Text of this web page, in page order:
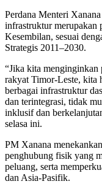
Perdana Menteri
infrastruktur merupakan
Kesembilan, sesuai
Strategis 2011–2030.
“Jika kita menginginkan
rakyat Timor-Leste, kita
berbagai infrastruktur
dan terintegrasi, tidak
inklusif dan
selasa ini.
PM Xanana
penghubung fisik yang
peluang, serta
dan Asia-Pasifik.